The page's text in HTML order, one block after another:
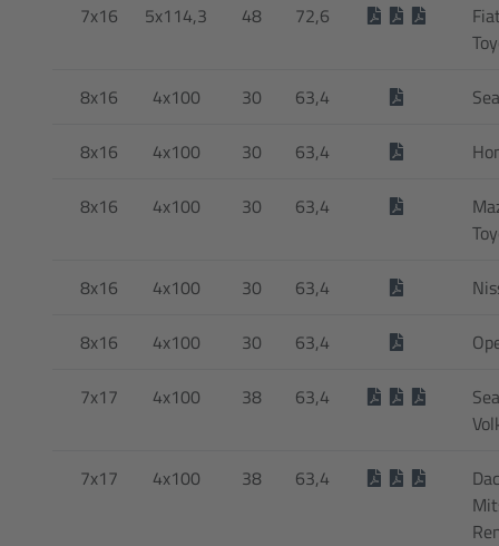
7x16 5x114,3 48 72,6
8x16 4x100 30 63,4
8x16 4x100 30 63,4
8x16 4x100 30 63,4
8x16 4x100 30 63,4
8x16 4x100 30 63,4
7x17 4x100 38 63,4
7x17 4x100 38 63,4